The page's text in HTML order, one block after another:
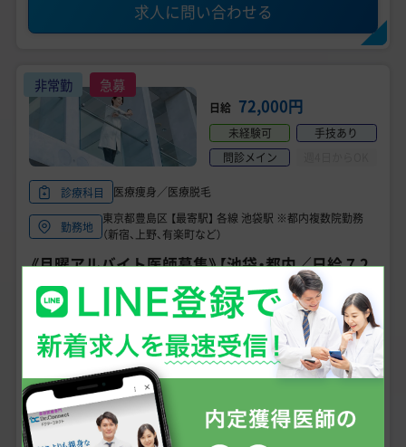
求人に問い合わせる
非常勤 急募
日給 72,000円
未経験可
手技あり
問診メイン
診療科目 医療痩身／医療脱毛
勤務地
東京都豊島区 【最寄駅】 各線 池袋駅 ※都内複数院勤務
（新宿、上野、有楽町など）
《月曜アルバイト医師募集》【池袋・都内／日給 7.2
万円】アルバイト医師募集／痩身・脱毛クリニック
／問診・注射／未経験可
こだわり条件
女性医師におすすめ 専門医資格不問
未経験可
男性医師におすすめ
医師3年目可 残業なし
求人の詳細を確認する
＼無料で相談・エントリー可、状況確認だけでもOK!／